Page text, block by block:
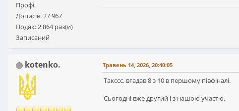
Профі
Дописів: 27 967
Подяк: 2 864 раз(и)
Записаний
kotenko. Травень 14, 2026, 20:40:05
Такссс, вгадав 8 з 10 в першому півфіналі.
Сьогодні вже другий і з нашою участю.